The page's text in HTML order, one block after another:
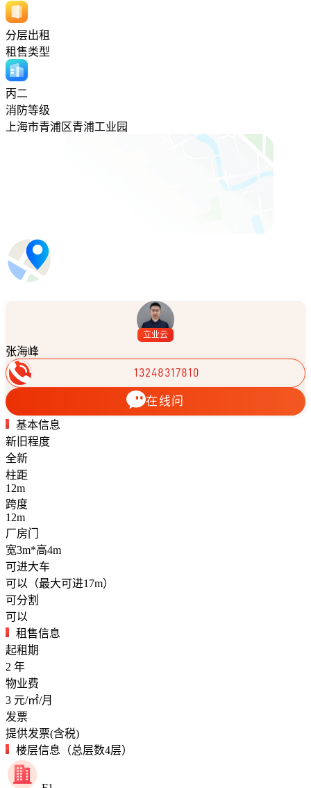
分层出租
租售类型
丙二
消防等级
上海市青浦区青浦工业园
立业云
张海峰
13248317810
在线问
基本信息
新旧程度
全新
柱距
12m
跨度
12m
厂房门
宽3m*高4m
可进大车
可以（最大可进17m）
可分割
可以
租售信息
起租期
2 年
物业费
3 元/㎡/月
发票
提供发票(含税)
楼层信息（总层数4层）